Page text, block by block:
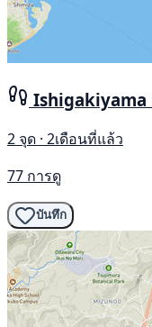
Ishigakiyama
2 จุด · 2เดือนที่แล้ว
77 การดู
บันทึก